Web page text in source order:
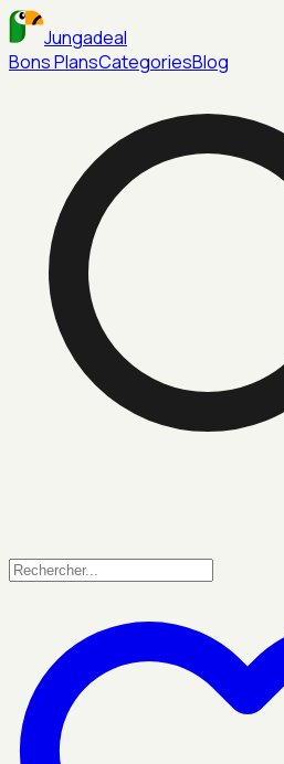
Jungadeal
Bons PlansCategoriesBlog